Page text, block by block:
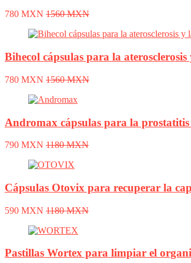
780 MXN 1560 MXN
Bihecol cápsulas para la
780 MXN 1560 MXN
Andromax cápsulas para la
790 MXN 1180 MXN
Cápsulas Otovix para recuperar la
590 MXN 1180 MXN
Pastillas Wortex para limpiar el